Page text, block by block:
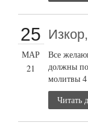
25
МАР
21
Все
должны
молитвы 4
Читать